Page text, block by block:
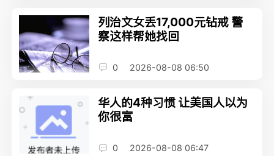
列治文女丢17,000元钻戒 警
察这样帮她找回
0 2026-08-08 06:50
华人的4种习惯 让美国人以为
你很富
0 2026-08-08 06:47